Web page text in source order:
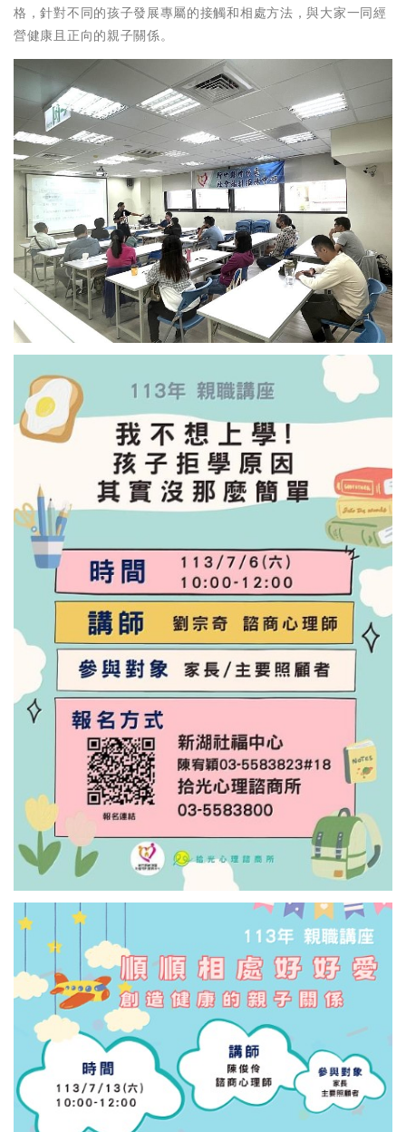
格，針對不同的孩子發展專屬的接觸和相處方法，與大家一同經
營健康且正向的親子關係。